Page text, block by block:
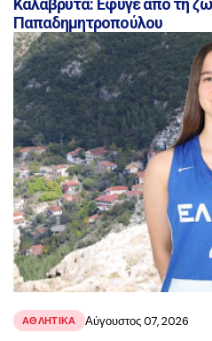
Καλάβρυτα: Έφυγε από τη
Παπαδημητροπούλου
ΑΘΛΗΤΙΚΑ Αύγουστος 07, 2026